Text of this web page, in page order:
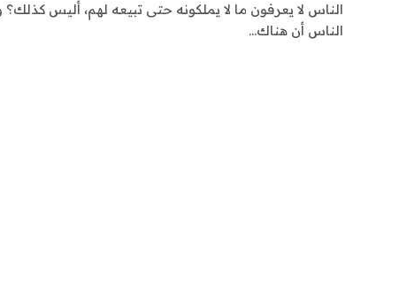
الناس لا يعرفون ما لا يملكونه حتى تبيعه لهم، أليس كذلك؟
الناس أن هناك…